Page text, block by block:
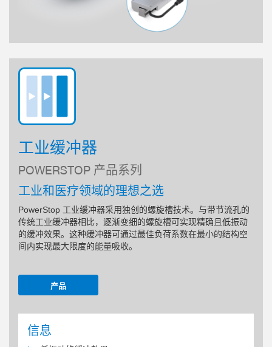
工业缓冲器
POWERSTOP 产品系列
工业和医疗领域的理想之选
PowerStop 工业缓冲器采用独创的螺旋槽技术。与带节流孔的
传统工业缓冲器相比，逐渐变细的螺旋槽可实现精确且低振动
的缓冲效果。这种缓冲器可通过最佳负荷系数在最小的结构空
间内实现最大限度的能量吸收。
产品
信息